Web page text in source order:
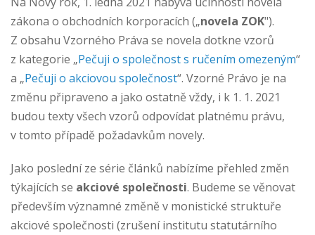
zákona o obchodních korporacích („novela ZOK").
Z obsahu Vzorného Práva se novela dotkne vzorů
z kategorie „Pečuji o společnost s ručením omezeným“
a „Pečuji o akciovou společnost“. Vzorné Právo je na
změnu připraveno a jako ostatně vždy, i k 1. 1. 2021
budou texty všech vzorů odpovídat platnému právu,
v tomto případě požadavkům novely.
Jako poslední ze série článků nabízíme přehled změn
týkajících se akciové společnosti. Budeme se věnovat
především významné změně v monistické struktuře
akciové společnosti (zrušení institutu statutárního